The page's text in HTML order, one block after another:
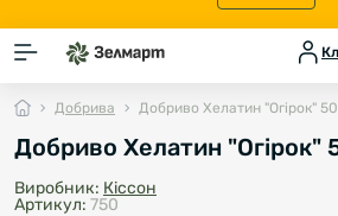
Добрива Добриво Хелатин "Огірок"
Добриво Хелатин "Огірок"
Виробник: Кіссон
Артикул: 750